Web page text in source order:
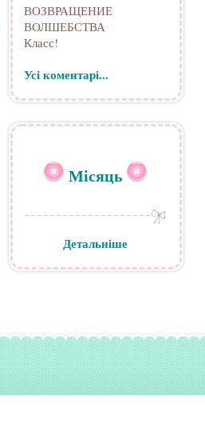
ВОЗВРАЩЕНИЕ
ВОЛШЕБСТВА
Класс!
Усі коментарі...
Місяць
Детальніше